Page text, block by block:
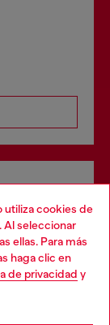
utiliza cookies de
Al seleccionar
ellas. Para más
haga clic en
de privacidad y
línea como
it seems you